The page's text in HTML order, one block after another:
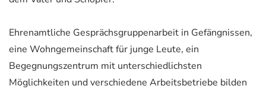
Ehrenamtliche Gesprächsgruppenarbeit in Gefängnissen,
eine Wohngemeinschaft für junge Leute, ein
Begegnungszentrum mit unterschiedlichsten
Möglichkeiten und verschiedene Arbeitsbetriebe bilden